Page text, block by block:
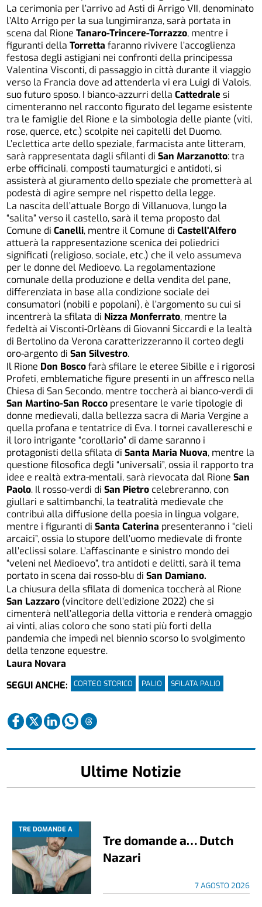
La cerimonia per l’arrivo ad Asti di Arrigo VII, denominato
l’Alto Arrigo per la sua lungimiranza, sarà portata in
scena dal RioneTanaro-Trincere-Torrazzo, mentre i
figuranti dellaTorrettafaranno rivivere l’accoglienza
festosa degli astigiani nei confronti della principessa
Valentina Visconti, di passaggio in città durante il viaggio
verso la Francia dove ad attenderla vi era Luigi di Valois,
suo futuro sposo. I bianco-azzurri dellaCattedralesi
cimenteranno nel racconto figurato del legame esistente
tra le famiglie del Rione e la simbologia delle piante (viti,
rose, querce, etc.) scolpite nei capitelli del Duomo.
L’eclettica arte dello speziale, farmacista ante litteram,
sarà rappresentata dagli sfilanti diSan Marzanotto: tra
erbe officinali, composti taumaturgici e antidoti, si
assisterà al giuramento dello speziale che prometterà al
podestà di agire sempre nel rispetto della legge.
La nascita dell’attuale Borgo di Villanuova, lungo la
“salita” verso il castello, sarà il tema proposto dal
Comune diCanelli, mentre il Comune diCastell’Alfero
attuerà la rappresentazione scenica dei poliedrici
significati (religioso, sociale, etc.) che il velo assumeva
per le donne del Medioevo. La regolamentazione
comunale della produzione e della vendita del pane,
differenziata in base alla condizione sociale dei
consumatori (nobili e popolani), è l’argomento su cui si
incentrerà la sfilata di Nizza Monferrato, mentre la
fedeltà ai Visconti-Orlèans di Giovanni Siccardi e la lealtà
di Bertolino da Verona caratterizzeranno il corteo degli
oro-argento diSan Silvestro.
Il Rione Don Boscofarà sfilare le eteree Sibille e i rigorosi
Profeti, emblematiche figure presenti in un affresco nella
Chiesa di San Secondo, mentre toccherà ai bianco-verdi di
San Martino-San Rocco presentare le varie tipologie di
donne medievali, dalla bellezza sacra di Maria Vergine a
quella profana e tentatrice di Eva. I tornei cavallereschi e
il loro intrigante “corollario” di dame saranno i
protagonisti della sfilata diSanta Maria Nuova, mentre la
questione filosofica degli “universali”, ossia il rapporto tra
idee e realtà extra-mentali, sarà rievocata dal RioneSan
Paolo. Il rosso-verdi diSan Pietro celebreranno, con
giullari e saltimbanchi, la teatralità medievale che
contribuì alla diffusione della poesia in lingua volgare,
mentre i figuranti diSanta Caterina presenteranno i “cieli
arcaici”, ossia lo stupore dell’uomo medievale di fronte
all’eclissi solare. L’affascinante e sinistro mondo dei
“veleni nel Medioevo”, tra antidoti e delitti, sarà il tema
portato in scena dai rosso-blu diSan Damiano.
La chiusura della sfilata di domenica toccherà al Rione
San Lazzaro (vincitore dell’edizione 2022) che si
cimenterà nell’allegoria della vittoria e renderà omaggio
ai vinti, alias coloro che sono stati più forti della
pandemia che impedì nel biennio scorso lo svolgimento
della tenzone equestre.
Laura Novara
SEGUI ANCHE:
CORTEO STORICO PALIO SFILATA PALIO
Ultime Notizie
TRE DOMANDE A
Tre domande a… Dutch
Nazari
7 AGOSTO 2026